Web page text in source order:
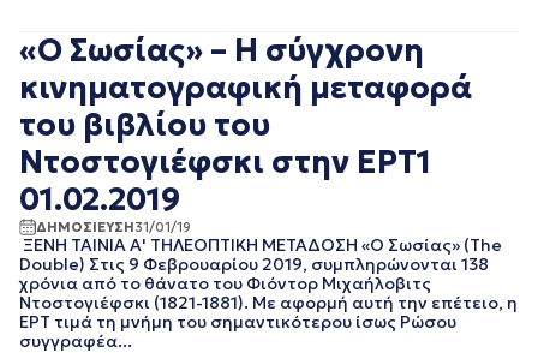
ΟΚΤΩΒΡΙΟΣ 2016
ΣΕΠΤΕΜΒΡΙΟΣ 2016
ΑΥΓΟΥΣΤΟΣ 2016
ΙΟΥΛΙΟΣ 2016
ΟΚΤΩΒΡΙΟΣ 2015
«O Σωσίας» – Η σύγχρονη
κινηματογραφική μεταφορά
του βιβλίου του
Ντοστογιέφσκι στην ΕΡΤ1
01.02.2019
ΔΗΜΟΣΙΕΥΣΗ31/01/19
ΞΕΝΗ ΤΑΙΝΙΑ Α' ΤΗΛΕΟΠΤΙΚΗ ΜΕΤΑΔΟΣΗ «O Σωσίας» (The
Double) Στις 9 Φεβρουαρίου 2019, συμπληρώνονται 138
χρόνια από το θάνατο του Φιόντορ Μιχαήλοβιτς
Ντοστογιέφσκι (1821-1881). Με αφορμή αυτή την επέτειο, η
ΕΡΤ τιμά τη μνήμη του σημαντικότερου ίσως Ρώσου
συγγραφέα...